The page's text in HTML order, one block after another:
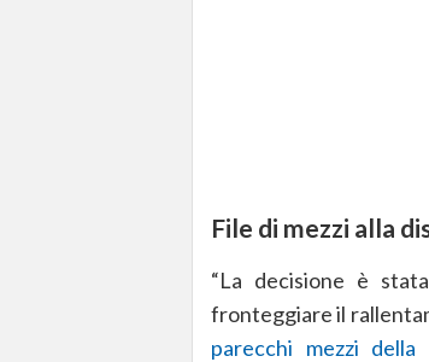
File di mezzi alla
“La decisione è
fronteggiare il
parecchi mezzi della